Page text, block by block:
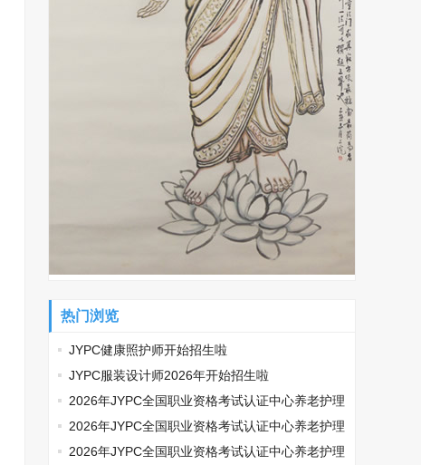
热门浏览
JYPC健康照护师开始招生啦
JYPC服装设计师2026年开始招生啦
2026年JYPC全国职业资格考试认证中心养老护理
师开始报名啦
2026年JYPC全国职业资格考试认证中心养老护理
师开始报名啦
2026年JYPC全国职业资格考试认证中心养老护理